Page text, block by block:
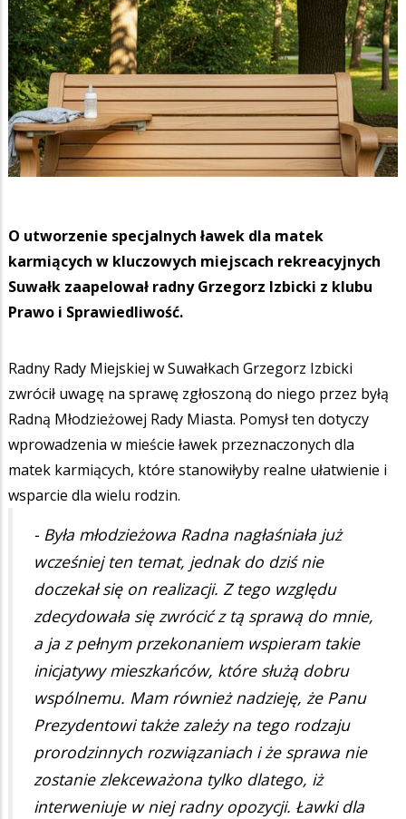
O utworzenie specjalnych ławek dla matek
karmiących w kluczowych miejscach rekreacyjnych
Suwałk zaapelował radny Grzegorz Izbicki z klubu
Prawo i Sprawiedliwość.
Radny Rady Miejskiej w Suwałkach Grzegorz Izbicki
zwrócił uwagę na sprawę zgłoszoną do niego przez byłą
Radną Młodzieżowej Rady Miasta. Pomysł ten dotyczy
wprowadzenia w mieście ławek przeznaczonych dla
matek karmiących, które stanowiłyby realne ułatwienie i
wsparcie dla wielu rodzin.
- Była młodzieżowa Radna nagłaśniała już
wcześniej ten temat, jednak do dziś nie
doczekał się on realizacji. Z tego względu
zdecydowała się zwrócić z tą sprawą do mnie,
a ja z pełnym przekonaniem wspieram takie
inicjatywy mieszkańców, które służą dobru
wspólnemu. Mam również nadzieję, że Panu
Prezydentowi także zależy na tego rodzaju
prorodzinnych rozwiązaniach i że sprawa nie
zostanie zlekceważona tylko dlatego, iż
interweniuje w niej radny opozycji. Ławki dla